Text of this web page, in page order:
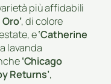
più affidabili
, di colore
e‘Catherine
lavanda
‘Chicago
Returns’,